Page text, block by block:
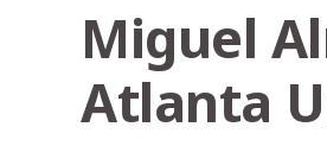
Miguel
Atlanta